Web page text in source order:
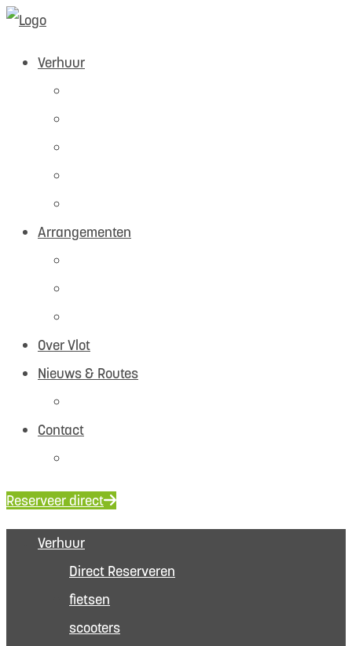
Verhuur
Arrangementen
Over Vlot
Nieuws & Routes
Contact
Reserveer direct
Verhuur
Direct Reserveren
fietsen
scooters